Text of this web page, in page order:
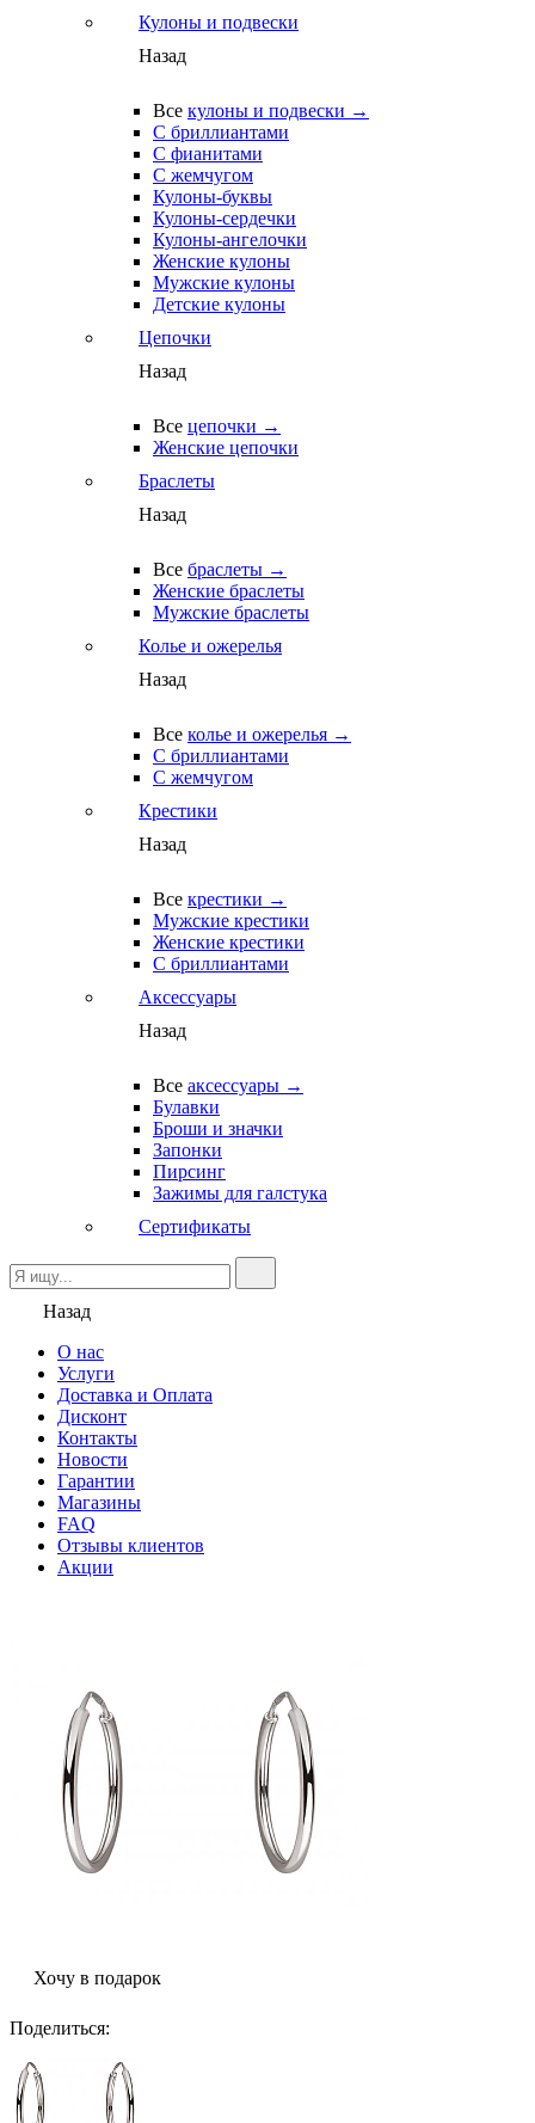
Кулоны и подвески
Назад
Все кулоны и подвески →
С бриллиантами
С фианитами
С жемчугом
Кулоны-буквы
Кулоны-сердечки
Кулоны-ангелочки
Женские кулоны
Мужские кулоны
Детские кулоны
Цепочки
Назад
Все цепочки →
Женские цепочки
Браслеты
Назад
Все браслеты →
Женские браслеты
Мужские браслеты
Колье и ожерелья
Назад
Все колье и ожерелья →
С бриллиантами
С жемчугом
Крестики
Назад
Все крестики →
Мужские крестики
Женские крестики
С бриллиантами
Аксессуары
Назад
Все аксессуары →
Булавки
Броши и значки
Запонки
Пирсинг
Зажимы для галстука
Сертификаты
Назад
О нас
Услуги
Доставка и Оплата
Дисконт
Контакты
Новости
Гарантии
Магазины
FAQ
Отзывы клиентов
Акции
Хочу в подарок
Поделиться: